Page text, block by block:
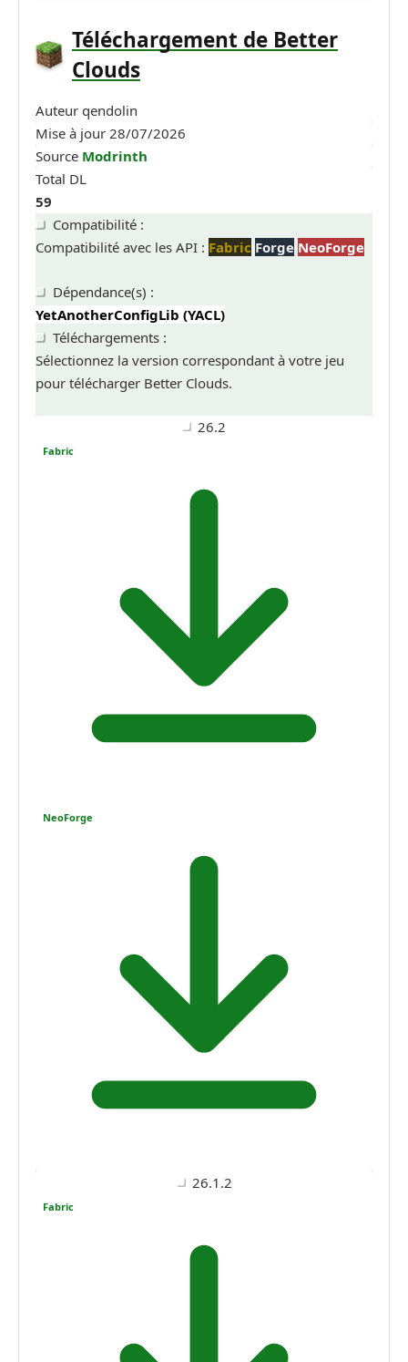
Téléchargement de Better
Clouds
Auteur qendolin
Mise à jour 28/07/2026
Source Modrinth
Total DL
59
Compatibilité :
Compatibilité avec les API : Fabric Forge NeoForge
Dépendance(s) :
YetAnotherConfigLib (YACL)
Téléchargements :
Sélectionnez la version correspondant à votre jeu
pour télécharger Better Clouds.
26.2
Fabric
NeoForge
26.1.2
Fabric